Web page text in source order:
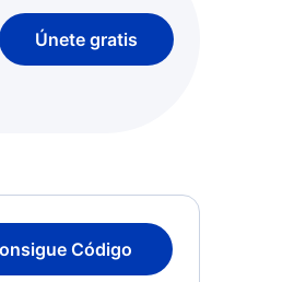
Únete gratis
Código